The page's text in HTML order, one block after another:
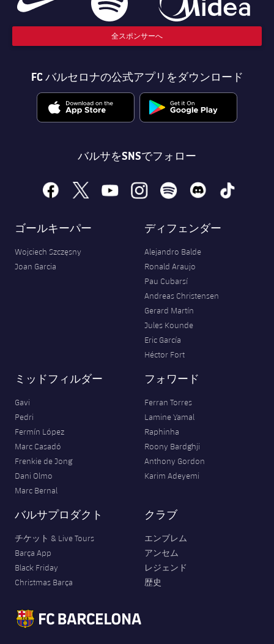
全スポンサーへ
FC バルセロナの公式アプリをダウンロード
バルサをSNSでフォロー
facebook
x youtubeinstagramspotify discord tiktok
ゴールキーパー
Wojciech Szczęsny
Joan Garcia
ディフェンダー
Alejandro Balde
Ronald Araujo
Pau Cubarsí
Andreas Christensen
Gerard Martín
Jules Kounde
Eric García
Héctor Fort
ミッドフィルダー
Gavi
Pedri
Fermín López
Marc Casadó
Frenkie de Jong
Dani Olmo
Marc Bernal
フォワード
Ferran Torres
Lamine Yamal
Raphinha
Roony Bardghji
Anthony Gordon
Karim Adeyemi
バルサプロダクト
チケット & Live Tours
Barça App
Black Friday
Christmas Barça
クラブ
エンブレム
アンセム
レジェンド
歴史